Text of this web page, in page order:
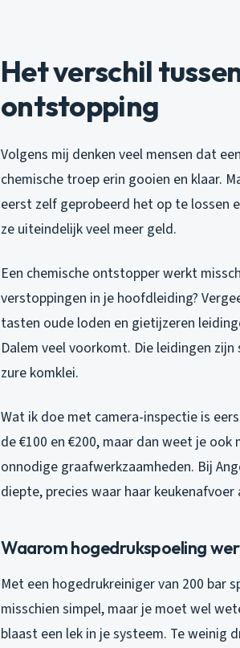
Het verschil
ontstopping
Volgens mij denken veel mensen dat
chemische troep erin gooien en klaar.
eerst zelf geprobeerd het op te lossen
ze uiteindelijk veel meer geld.
Een chemische ontstopper werkt
verstoppingen in je hoofdleiding?
tasten oude loden en gietijzeren
Dalem veel voorkomt. Die leidingen
zure komklei.
Wat ik doe met camera-inspectie is
de €100 en €200, maar dan weet je
onnodige graafwerkzaamheden. Bij
diepte, precies waar haar
Waarom hogedrukspoeling
Met een hogedrukreiniger van 200 bar
misschien simpel, maar je moet wel
blaast een lek in je systeem. Te weinig